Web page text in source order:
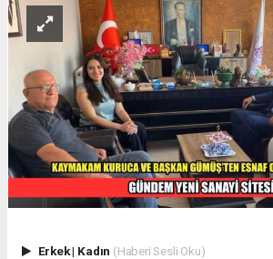
Erkek| Kadın (Haberi Sesli Oku)